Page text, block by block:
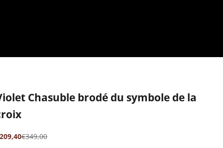
Chasuble brodé du symbole de la
de vente
Prix normal
€349,00